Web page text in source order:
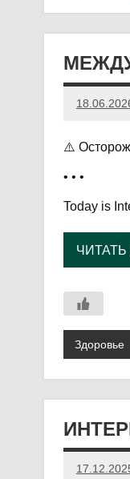
⚠️
• • •
Today is
Здоровье